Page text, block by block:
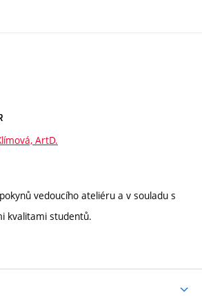
ArtD.
vedoucího ateliéru a v souladu s
kvalitami studentů.